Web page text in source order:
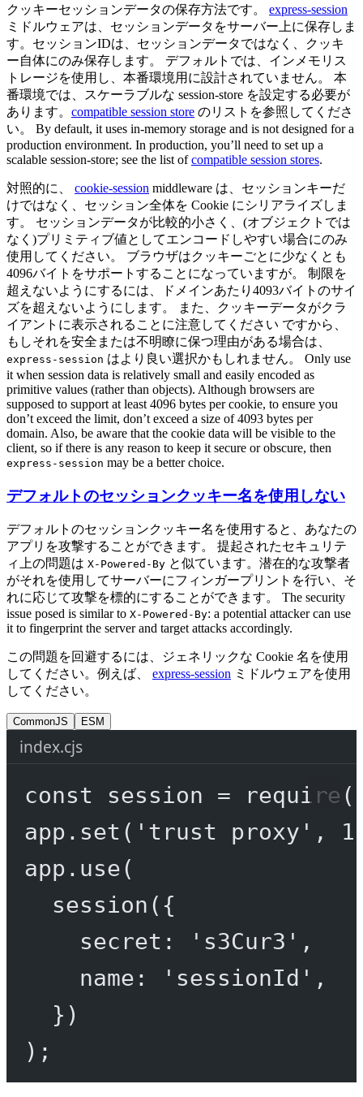
クッキーセッションデータの保存方法です。 express-session
ミドルウェアは、セッションデータをサーバー上に保存しま
す。セッションIDは、セッションデータではなく、クッキ
ー自体にのみ保存します。 デフォルトでは、インメモリス
トレージを使用し、本番環境用に設計されていません。 本
番環境では、スケーラブルな session-store を設定する必要が
あります。 compatible session store のリストを参照してくださ
い。 By default, it uses in-memory storage and is not designed for a
production environment. In production, you’ll need to set up a
scalable session-store; see the list ofcompatible session stores.
対照的に、 cookie-session middleware は、セッションキーだ
けではなく、セッション全体を Cookie にシリアライズしま
す。 セッションデータが比較的小さく、(オブジェクトでは
なく)プリミティブ値としてエンコードしやすい場合にのみ
使用してください。 ブラウザはクッキーごとに少なくとも
4096バイトをサポートすることになっていますが。 制限を
超えないようにするには、ドメインあたり4093バイトのサイ
ズを超えないようにします。 また、クッキーデータがクラ
イアントに表示されることに注意してください ですから、
もしそれを安全または不明瞭に保つ理由がある場合は、
express-session はより良い選択かもしれません。 Only use
it when session data is relatively small and easily encoded as
primitive values (rather than objects). Although browsers are
supposed to support at least 4096 bytes per cookie, to ensure you
don’t exceed the limit, don’t exceed a size of 4093 bytes per
domain. Also, be aware that the cookie data will be visible to the
client, so if there is any reason to keep it secure or obscure, then
express-session may be a better choice.
デフォルトのセッションクッキー名を使用しない
デフォルトのセッションクッキー名を使用すると、あなたの
アプリを攻撃することができます。 提起されたセキュリテ
ィ上の問題は X-Powered-By と似ています。潜在的な攻撃者
がそれを使用してサーバーにフィンガープリントを行い、そ
れに応じて攻撃を標的にすることができます。 The security
issue posed is similar to X-Powered-By: a potential attacker can use
it to fingerprint the server and target attacks accordingly.
この問題を回避するには、ジェネリックな Cookie 名を使用
してください。例えば、 express-session ミドルウェアを使用
してください。
CommonJS ESM
index.cjs
const session = require (
app. set ( 'trust proxy' , 1
app. use(
session ({
secret:
's3Cur3' ,
name:
'sessionId' ,
})
);